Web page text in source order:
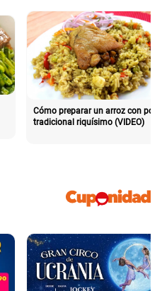
Cómo preparar un arroz con pollo
tradicional riquísimo (VIDEO)